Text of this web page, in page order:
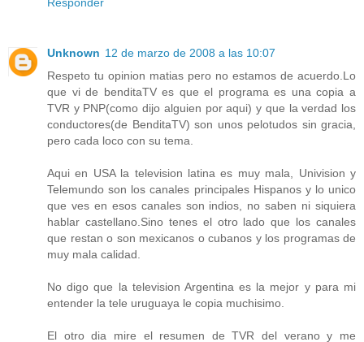
Unknown 12 de marzo de 2008 a las 10:07
Respeto tu opinion matias pero no estamos de acuerdo.Lo
que vi de benditaTV es que el programa es una copia a
TVR y PNP(como dijo alguien por aqui) y que la verdad los
conductores(de BenditaTV) son unos pelotudos sin gracia,
pero cada loco con su tema.
Aqui en USA la television latina es muy mala, Univision y
Telemundo son los canales principales Hispanos y lo unico
que ves en esos canales son indios, no saben ni siquiera
hablar castellano.Sino tenes el otro lado que los canales
que restan o son mexicanos o cubanos y los programas de
muy mala calidad.
No digo que la television Argentina es la mejor y para mi
entender la tele uruguaya le copia muchisimo.
El otro dia mire el resumen de TVR del verano y me